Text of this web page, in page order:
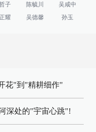
子 陈毓川
吴咸中
耀 吴德馨 孙玉
花"到"精耕细作"
深处的"宇宙心跳"!